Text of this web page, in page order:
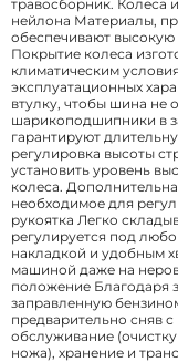
травосборник. Колеса
нейлона Материалы,
обеспечивают высокую
Покрытие колеса
климатическим
эксплуатационных
втулку, чтобы шина не
шарикоподшипники в
гарантируют
регулировка высоты
установить уровень
колеса.
необходимое для
рукоятка Легко
регулируется под
накладкой и удобным
машиной даже на
положение Благодаря
заправленную
предварительно сняв
обслуживание
ножа), хранение и